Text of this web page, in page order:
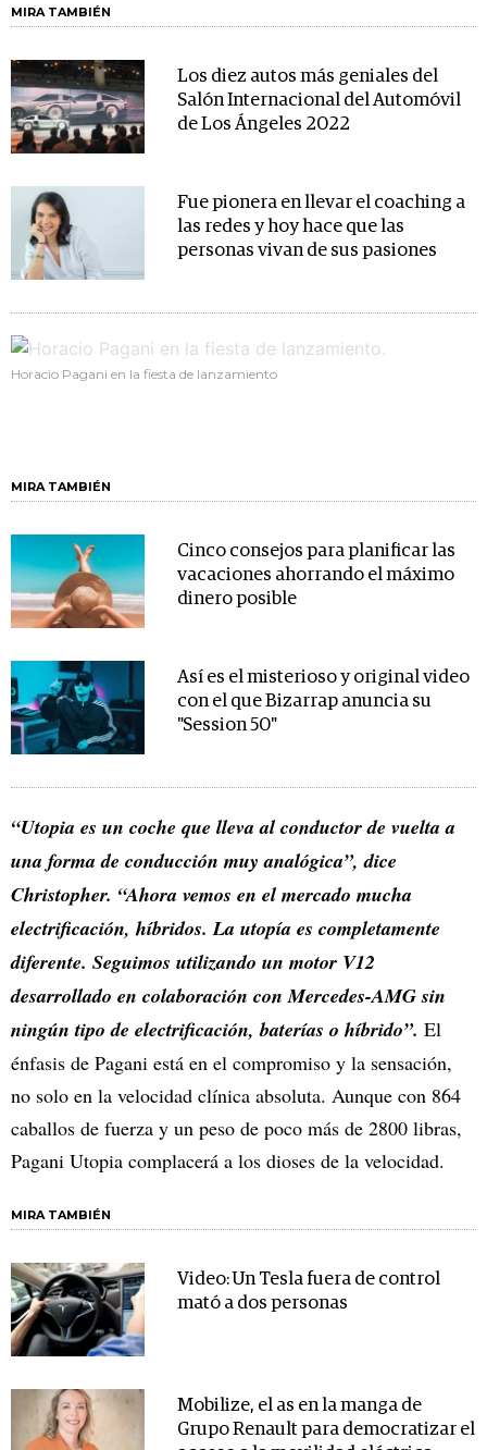
MIRA TAMBIÉN
Los diez autos más geniales del
Salón Internacional del Automóvil
de Los Ángeles 2022
Fue pionera en llevar el coaching a
las redes y hoy hace que las
personas vivan de sus pasiones
Horacio Pagani en la fiesta de lanzamiento
MIRA TAMBIÉN
Cinco consejos para planificar las
vacaciones ahorrando el máximo
dinero posible
Así es el misterioso y original video
con el que Bizarrap anuncia su
"Session 50"
“Utopia es un coche que lleva al conductor de vuelta a
una forma de conducción muy analógica”, dice
Christopher. “Ahora vemos en el mercado mucha
electrificación, híbridos. La utopía es completamente
diferente. Seguimos utilizando un motor V12
desarrollado en colaboración con Mercedes-AMG sin
ningún tipo de electrificación, baterías o híbrido”. El
énfasis de Pagani está en el compromiso y la sensación,
no solo en la velocidad clínica absoluta. Aunque con 864
caballos de fuerza y un peso de poco más de 2800 libras,
Pagani Utopia complacerá a los dioses de la velocidad.
MIRA TAMBIÉN
Video: Un Tesla fuera de control
mató a dos personas
Mobilize, el as en la manga de
Grupo Renault para democratizar el